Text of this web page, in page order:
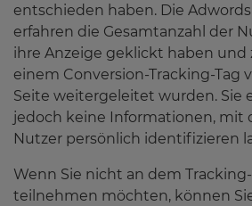
entschieden haben. Die
erfahren die Gesamtanzahl der
ihre Anzeige geklickt haben und
einem Conversion-Tracking-Tag
Seite weitergeleitet wurden. Sie
jedoch keine Informationen, mit
Nutzer persönlich identifizieren
Wenn Sie nicht an dem
teilnehmen möchten, können